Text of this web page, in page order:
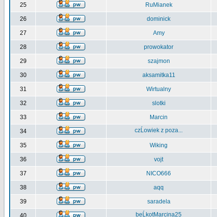
25 RuMianek
26 dominick
27 Amy
28 prowokator
29 szajmon
30 aksamitka11
31 Wirtualny
32 slotki
33 Marcin
34 czĹowiek z poza...
35 Wiking
36 vojt
37 NICO666
38 aqq
39 saradela
40 beĹkotMarcina25